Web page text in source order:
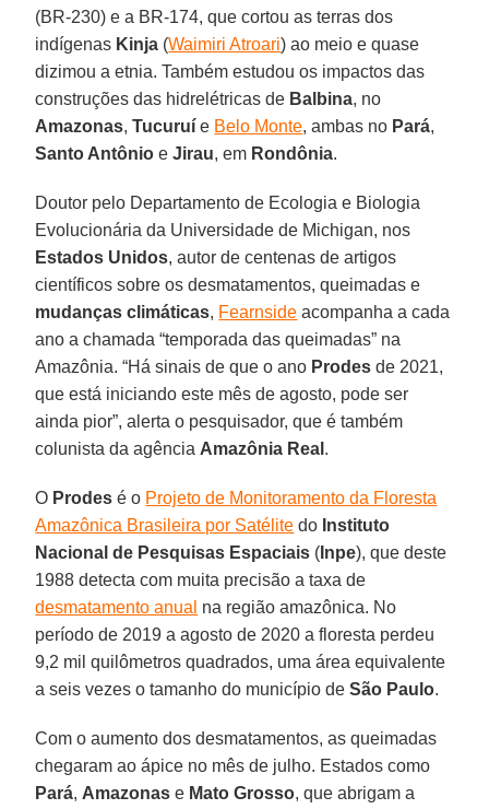
(BR-230) e a BR-174, que cortou as terras dos
indígenas Kinja (Waimiri Atroari) ao meio e quase
dizimou a etnia. Também estudou os impactos das
construções das hidrelétricas de Balbina, no
Amazonas,Tucuruí e Belo Monte, ambas no Pará,
Santo Antônio eJirau, em Rondônia.
Doutor pelo Departamento de Ecologia e Biologia
Evolucionária da Universidade de Michigan, nos
Estados Unidos, autor de centenas de artigos
científicos sobre os desmatamentos, queimadas e
mudanças climáticas, Fearnside acompanha a cada
ano a chamada “temporada das queimadas” na
Amazônia. “Há sinais de que o ano Prodes de 2021,
que está iniciando este mês de agosto, pode ser
ainda pior”, alerta o pesquisador, que é também
colunista da agência Amazônia Real .
O Prodes é o Projeto de Monitoramento da Floresta
Amazônica Brasileira por Satélite do Instituto
Nacional de Pesquisas Espaciais ( Inpe), que deste
1988 detecta com muita precisão a taxa de
desmatamento anual na região amazônica. No
período de 2019 a agosto de 2020 a floresta perdeu
9,2 mil quilômetros quadrados, uma área equivalente
a seis vezes o tamanho do município deSão Paulo.
Com o aumento dos desmatamentos, as queimadas
chegaram ao ápice no mês de julho. Estados como
Pará, Amazonas e Mato Grosso, que abrigam a